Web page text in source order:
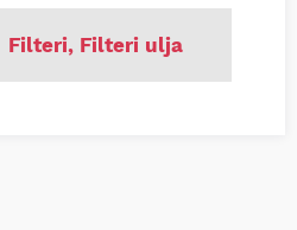
Filteri, Filteri ulja